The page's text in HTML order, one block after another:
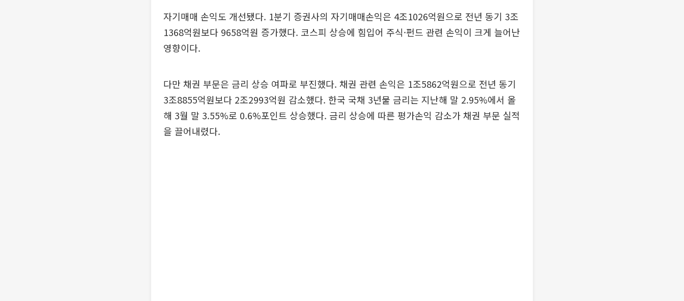
자기매매 손익도 개선됐다. 1분기 증권사의 자기매매손익은 4조1026억원으로 전년 동기 3조
1368억원보다 9658억원 증가했다. 코스피 상승에 힘입어 주식·펀드 관련 손익이 크게 늘어난
영향이다.
다만 채권 부문은 금리 상승 여파로 부진했다. 채권 관련 손익은 1조5862억원으로 전년 동기
3조8855억원보다 2조2993억원 감소했다. 한국 국채 3년물 금리는 지난해 말 2.95%에서 올
해 3월 말 3.55%로 0.6%포인트 상승했다. 금리 상승에 따른 평가손익 감소가 채권 부문 실적
을 끌어내렸다.